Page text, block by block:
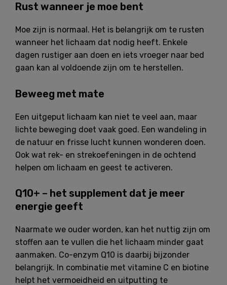
Rust wanneer je moe bent
Moe zijn is normaal. Het is belangrijk om te rusten
wanneer het lichaam dat nodig heeft. Enkele
dagen rustiger aan doen en iets vroeger naar bed
gaan kan al voldoende zijn om te herstellen.
Beweeg met mate
Een uitgeput lichaam kan niet te veel aan, maar
lichte beweging doet vaak goed. Een wandeling in
de natuur en frisse lucht kunnen wonderen doen.
Ook wat rek- en strekoefeningen in de ochtend
helpen om lichaam en geest te activeren.
Q10+ – het supplement dat je meer
energie geeft
Naarmate we ouder worden, kan het nuttig zijn om
stoffen aan te vullen die het lichaam minder gaat
aanmaken. Co-enzym Q10 is daarbij bijzonder
belangrijk. In combinatie met vitamine C en biotine
helpt het vermoeidheid en uitputting te